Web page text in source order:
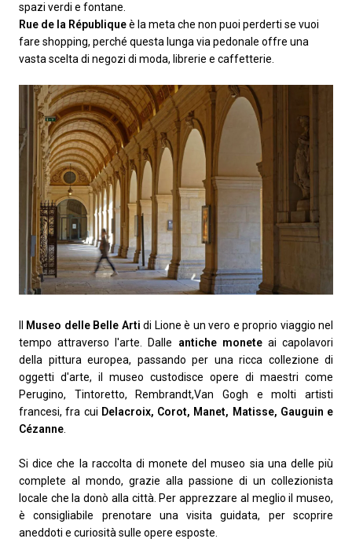
spazi verdi e fontane.
Rue de la Républiqueè la meta che non puoi perderti se vuoi
fare shopping, perché questa lunga via pedonale offre una
vasta scelta di negozi di moda, librerie e caffetterie.
Museo delle Belle Arti di Lione è un vero e proprio viaggio nel
tempo attraverso l'arte. Dalle antiche moneteai capolavori
della pittura europea, passando per una ricca collezione di
oggetti d'arte, il museo custodisce opere di maestri come
Perugino, Tintoretto, Rembrandt,Van Gogh e molti artisti
francesi, fra cui Delacroix, Corot, Manet, Matisse, Gauguin e
Cézanne
Si dice che la raccolta di monete del museo sia una delle più
complete al mondo, grazie alla passione di un collezionista
locale che la donò alla città. Per apprezzare al meglio il museo,
è consigliabile prenotare una visita guidata, per scoprire
aneddoti e curiosità sulle opere esposte.